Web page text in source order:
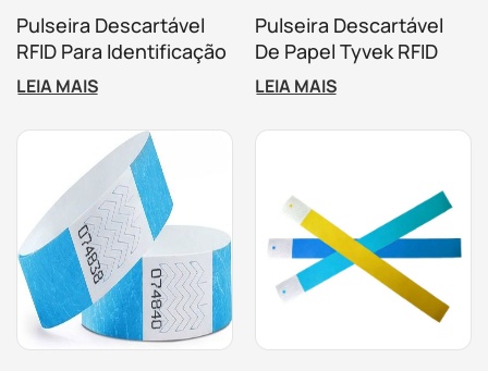
Pulseira Descartável
RFID Para Identificação
De Pacientes
Hospitalares Para
Gerenciamento De
Pacientes Hospitalares
LEIA MAIS
Pulseira Descartável
De Papel Tyvek RFID
Para Ingressos
Personalizados À Prova
D'água Para Atividades
LEIA MAIS